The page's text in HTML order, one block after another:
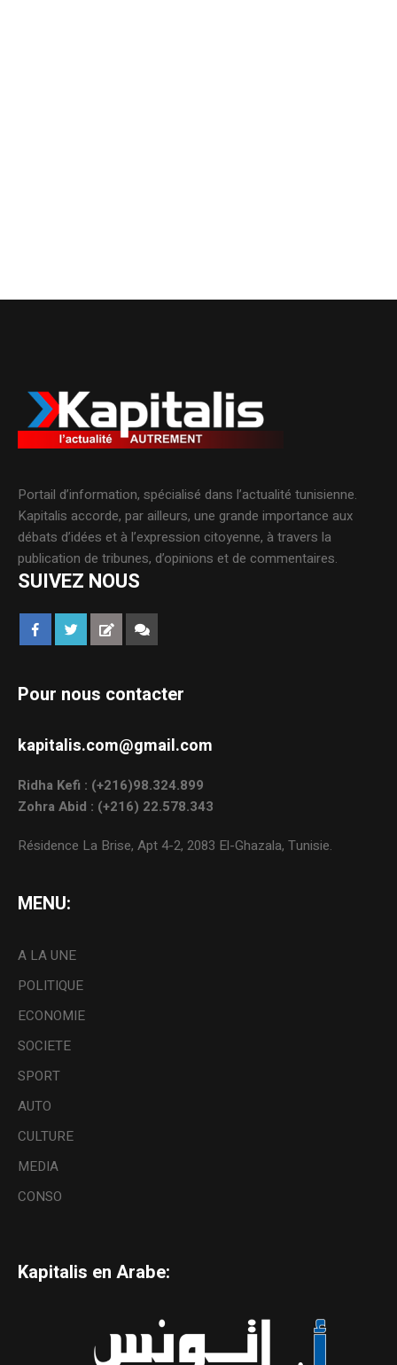
Portail d’information, spécialisé dans l’actualité tunisienne.
Kapitalis accorde, par ailleurs, une grande importance aux
débats d’idées et à l’expression citoyenne, à travers la
publication de tribunes, d’opinions et de commentaires.
SUIVEZ NOUS
Pour nous contacter
kapitalis.com@gmail.com
Ridha Kefi : (+216)98.324.899
Zohra Abid : (+216) 22.578.343
Résidence La Brise, Apt 4-2, 2083 El-Ghazala, Tunisie.
MENU:
A LA UNE
POLITIQUE
ECONOMIE
SOCIETE
SPORT
AUTO
CULTURE
MEDIA
CONSO
Kapitalis en Arabe: